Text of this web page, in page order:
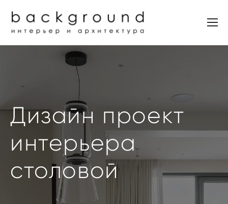
Дизайн проект
интерьера
столовой